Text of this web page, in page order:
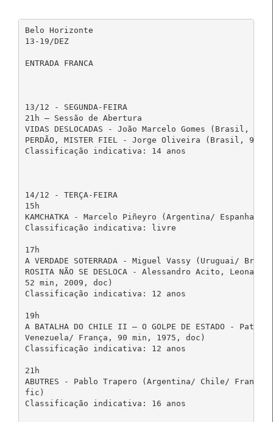
Belo Horizonte
13-19/DEZ
ENTRADA FRANCA
13/12 - SEGUNDA-FEIRA
21h – Sessão de Abertura
VIDAS DESLOCADAS - João Marcelo Gomes (Brasil,
PERDÃO, MISTER FIEL - Jorge Oliveira (Brasil, 95
Classificação indicativa: 14 anos
14/12 - TERÇA-FEIRA
15h
KAMCHATKA - Marcelo Piñeyro (Argentina/
Classificação indicativa: livre
17h
A VERDADE SOTERRADA - Miguel Vassy (Uruguai/
ROSITA NÃO SE DESLOCA - Alessandro Acito,
52 min, 2009, doc)
Classificação indicativa: 12 anos
19h
A BATALHA DO CHILE II – O GOLPE DE ESTADO -
Venezuela/ França, 90 min, 1975, doc)
Classificação indicativa: 12 anos
21h
ABUTRES - Pablo Trapero (Argentina/ Chile/
fic)
Classificação indicativa: 16 anos